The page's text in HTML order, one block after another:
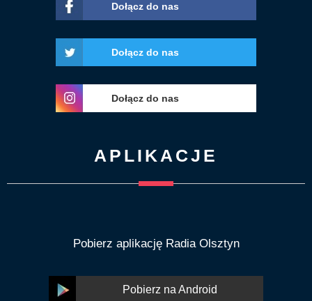
Dołącz do nas
Dołącz do nas
Dołącz do nas
APLIKACJE
Pobierz aplikację Radia Olsztyn
Pobierz na Android